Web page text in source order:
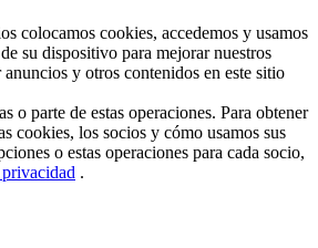
colocamos cookies, accedemos y usamos
su dispositivo para mejorar nuestros
y otros contenidos en este sitio
o parte de estas operaciones. Para obtener
cookies, los socios y cómo usamos sus
o estas operaciones para cada socio,
.